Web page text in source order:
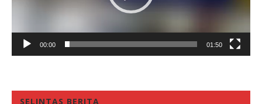
00:00 01:50
SELINTAS BERITA